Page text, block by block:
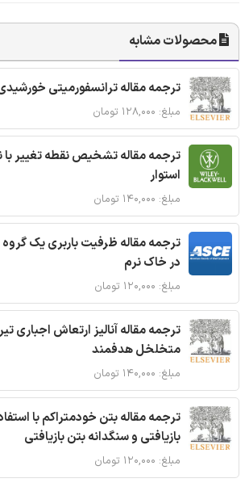
محصولات مشابه
ترجمه مقاله ترانسفورمیتی
مبلغ: ۱۲۸,۰۰۰ تومان
ترجمه مقاله تشخیص نقطه تغییر با
استوار
مبلغ: ۱۴۰,۰۰۰ تومان
ترجمه مقاله ظرفیت باربری یک
در خاک نرم
مبلغ: ۱۲۰,۰۰۰ تومان
ترجمه مقاله آنالیز ارتعاش اجباری
متخلخل هدفمند
مبلغ: ۱۴۰,۰۰۰ تومان
ترجمه مقاله بتن خودمتراکم با
بازیافتی و سنگدانه بتن بازیافتی
مبلغ: ۱۲۰,۰۰۰ تومان